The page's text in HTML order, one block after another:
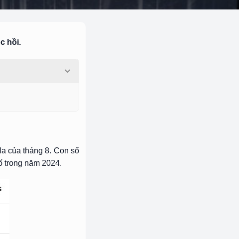
hồi.
của tháng 8. Con số
trong năm 2024.